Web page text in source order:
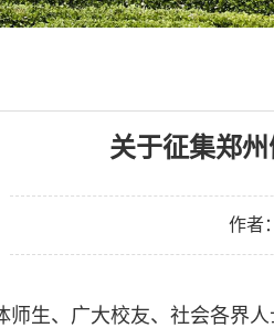
关于征集郑
作者：
师生、广大校友、社会各界人